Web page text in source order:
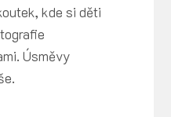
kde si děti
Úsměvy